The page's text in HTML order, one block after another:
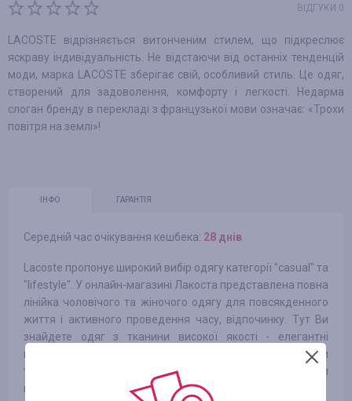
ВІДГУКИ 0
LACOSTE відрізняється витонченим стилем, що підкреслює
яскраву індивідуальність. Не відстаючи від останніх тенденцій
моди, марка LACOSTE зберігає свій, особливий стиль. Це одяг,
створений для задоволення, комфорту і легкості. Недарма
слоган бренду в перекладі з французької мови означає: «Трохи
повітря на землі»!
ІНФО ГАРАНТІЯ
Середній час очікування кешбека: 28 днів
Lacoste пропонує широкий вибір одягу категорії "casual" та
"lifestyle". У онлайн-магазині Лакоста представлена ​​повна
лінійка чоловічого та жіночого одягу для повсякденного
життя і активного проведення часу, відпочинку. Тут Ви
знайдете одяг з тканини високої якості - елегантні
комплекти джерсі, стильні сукні, сорочки та блузи, штани
та легендарні поло усіх можливих кольорів, що стали
візитною карткою марки!